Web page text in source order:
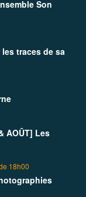
Son
les traces de sa
AOÛT] Les
18h00